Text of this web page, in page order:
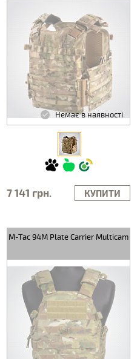
Немає в наявності
7 141 грн. КУПИТИ
M-Tac 94M Plate Carrier Multicam